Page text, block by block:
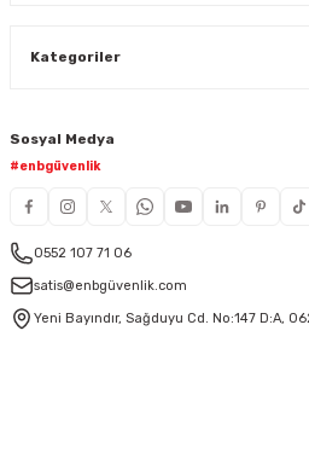
Kategoriler
Sosyal Medya
#enbgüvenlik
0552 107 71 06
satis@enbgüvenlik.com
Yeni Bayındır, Sağduyu Cd. No:147 D:A,